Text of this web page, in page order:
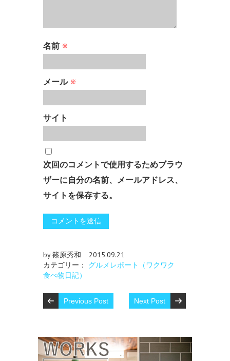
名前 ※
メール ※
サイト
次回のコメントで使用するためブラウ
ザーに自分の名前、メールアドレス、
サイトを保存する。
by 篠原秀和
2015.09.21
カテゴリー： グルメレポート（ワクワク
食べ物日記）
Previous Post Next Post